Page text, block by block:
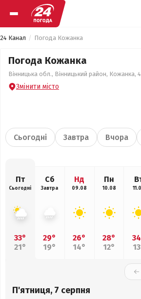
24 Канал Погода Кожанка
Погода Кожанка
Вінницька обл., Вінницький район, Кожанка,
Змінити місто
Сьогодні Завтра Вчора
Пт
Сьогодні
33°
21°
Сб
Завтра
29°
19°
Нд
09.08
26°
14°
Пн
10.08
28°
12°
П'ятниця, 7 серпня